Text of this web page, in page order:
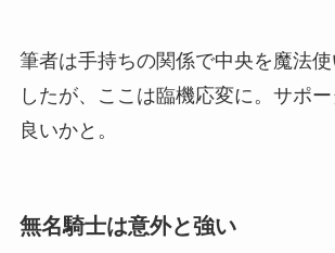
筆者は手持ちの関係で中央を魔法
したが、ここは臨機応変に。サポ
良いかと。
無名騎士は意外と強い